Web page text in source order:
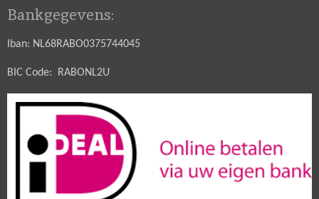
Bankgegevens:
Iban: NL68RABO0375744045
BIC Code: RABONL2U